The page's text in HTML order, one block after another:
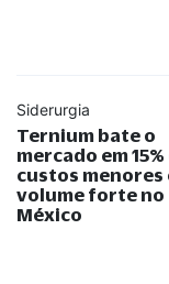
Siderurgia
Ternium bate o
mercado em
custos menores
volume forte no
México